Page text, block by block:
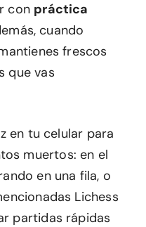
con práctica
cuando
frescos
que vas
en tu celular para
muertos: en el
en una fila, o
Lichess
partidas rápidas